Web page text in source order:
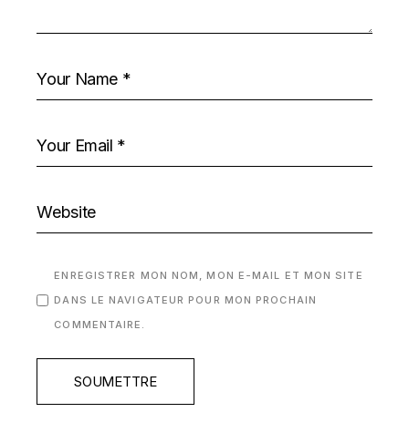
ENREGISTRER MON NOM, MON E-MAIL ET MON SITE
DANS LE NAVIGATEUR POUR MON PROCHAIN
COMMENTAIRE.
SOUMETTRE